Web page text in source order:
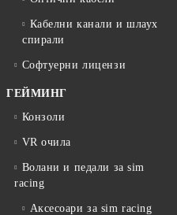
Кабелни канали и шлаух
спирали
Софтуерни лицензи
ГЕЙМИНГ
Конзоли
VR очила
Волани и педали за sim
racing
Аксесоари за sim racing